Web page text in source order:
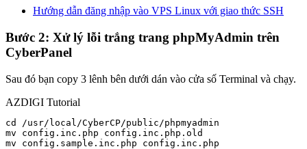
Hướng dẫn đăng nhập vào VPS Linux với giao thức SSH
Bước 2: Xử lý lỗi trắng trang phpMyAdmin trên
CyberPanel
Sau đó bạn copy 3 lênh bên dưới dán vào cửa số Terminal và chạy.
AZDIGI Tutorial
cd /usr/local/CyberCP/public/phpmyadmin
mv config.inc.php config.inc.php.old
mv config.sample.inc.php config.inc.php